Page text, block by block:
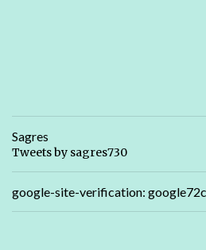
Sagres
Tweets by sagres730
google-site-verification: